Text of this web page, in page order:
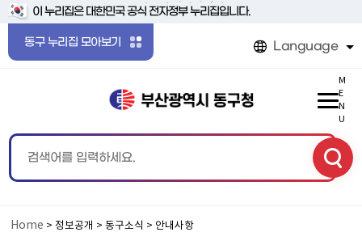
본문 바로가기
메인메뉴 바로가기
이 누리집은 대한민국 공식 전자정부 누리집입니다.
동구 누리집 모아보기 Language
M
E
N
U
Home > 정보공개 > 동구소식 > 안내사항